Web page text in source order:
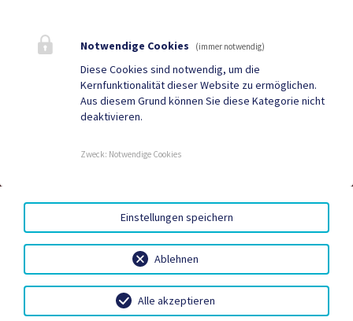
Quicklinks
Geko digital Gemeinde-
Tourismus
Sport & Freizeit
Neuigkeiten
AMTSSIGNATUR|BARRIEREFREIHEIT|DATENSCHUTZ|
SITEMAP|IMPRESSUM
Notwendige Cookies (immer notwendig)
Diese Cookies sind notwendig, um die
Kernfunktionalität dieser Website zu ermöglichen.
Aus diesem Grund können Sie diese Kategorie nicht
deaktivieren.
Zweck: Notwendige Cookies
Ablehnen
Einstellungen speichern
Alle akzeptieren